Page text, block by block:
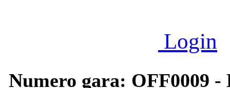
Login
Numero gara: OFF0009